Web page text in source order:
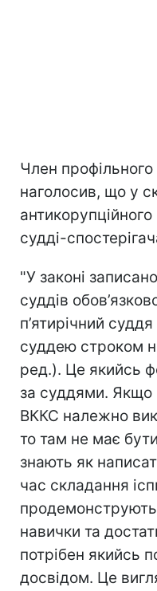
Член
наголосив, що у
судді-
"У законі
суддів
п’ятирічний
суддею строком
ред.). Це якийсь
за суддями.
ВККС належно
то там не має
знають як
час складання
навички та
потрібен якийсь
досвідом. Це